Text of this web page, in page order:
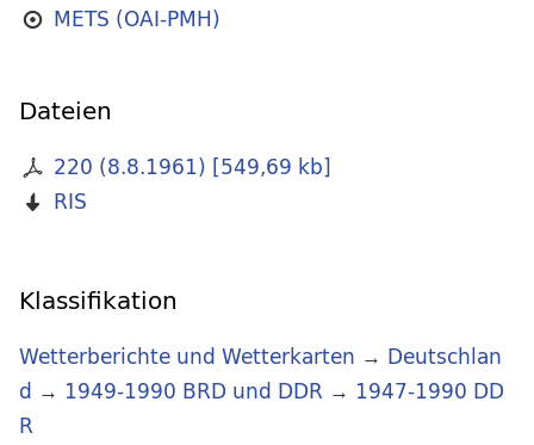
METS (OAI-PMH)
Dateien
220 (8.8.1961) [549,69 kb]
RIS
Klassifikation
Wetterberichte und Wetterkarten → Deutschlan
d → 1949-1990 BRD und DDR → 1947-1990 DD
R